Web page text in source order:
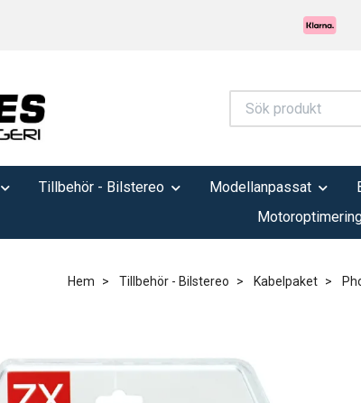
Tillbehör - Bilstereo Modellanpassat
Hem Tillbehör - Bilstereo Kabelpaket